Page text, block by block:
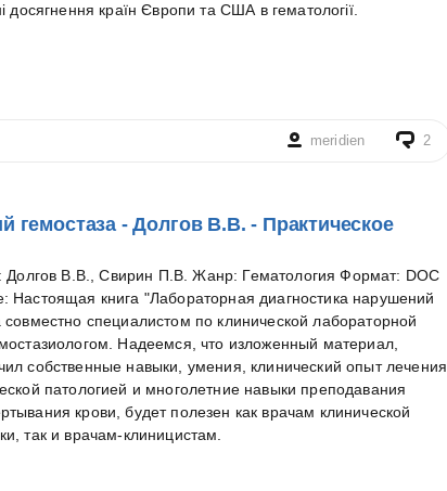
досягнення країн Європи та США в гематології.
meridien 2
гемостаза - Долгов В.В. - Практическое
Долгов В.В., Свирин П.В. Жанр: Гематология Формат: DOC
Настоящая книга "Лабораторная диагностика нарушений
совместно специалистом по клинической лабораторной
Надеемся, что изложенный материал,
собственные навыки, умения, клинический опыт лечения
патологией и многолетние навыки преподавания
крови, будет полезен как врачам клинической
так и врачам-клиницистам.